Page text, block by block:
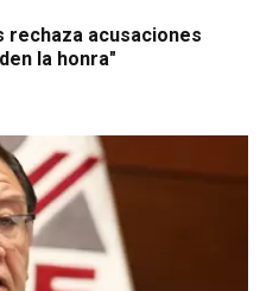
rechaza acusaciones
la honra"